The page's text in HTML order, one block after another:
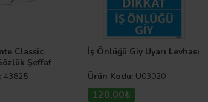
Classic
Şeffaf
43825
İş Önlüğü Giy Uyarı Levhası
Ürün Kodu: U03020
120,00₺